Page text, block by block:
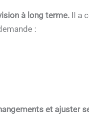
à long terme. Il a
:
et ajuster